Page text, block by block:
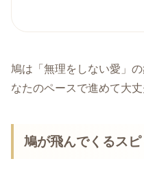
鳩は「無理をしない愛」
なたのペースで進めて大丈
鳩が飛んでくるス